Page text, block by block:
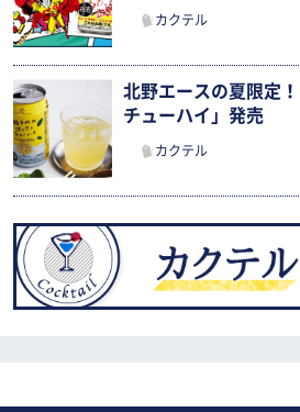
カクテル
北野エースの夏限定
チューハイ」発売
カクテル